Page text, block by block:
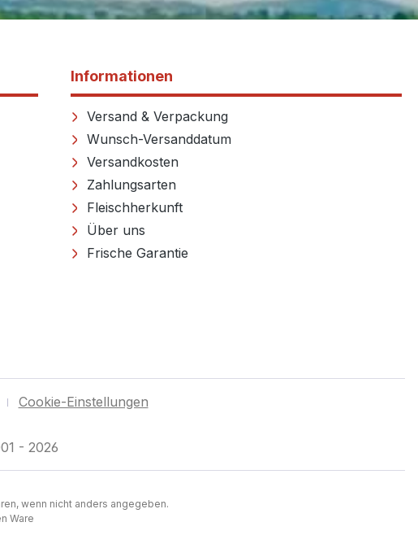
Informationen
Versand & Verpackung
Wunsch-Versanddatum
Versandkosten
Zahlungsarten
Fleischherkunft
Über uns
Frische Garantie
Cookie-Einstellungen
- 2026
wenn nicht anders angegeben.
Ware